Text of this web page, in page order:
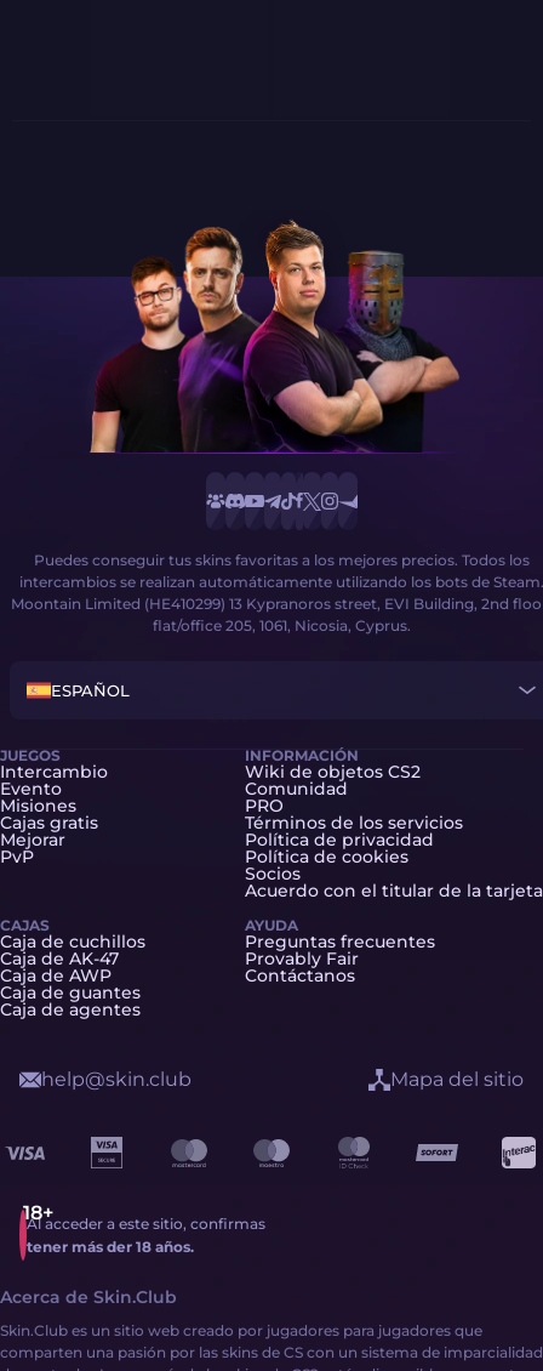
Puedes conseguir tus skins favoritas a los mejores precios. Todos los
intercambios se realizan automáticamente utilizando los bots de Steam.
Moontain Limited (HE410299) 13 Kypranoros street, EVI Building, 2nd
flat/office 205, 1061, Nicosia, Cyprus.
ESPAÑOL
JUEGOS
Intercambio
Evento
Misiones
Cajas gratis
Mejorar
PvP
CAJAS
Caja de cuchillos
Caja de AK-47
Caja de AWP
Caja de guantes
Caja de agentes
INFORMACIÓN
Wiki de objetos CS2
Comunidad
PRO
Términos de los servicios
Política de privacidad
Política de cookies
Socios
Acuerdo con el titular de la tarjeta
AYUDA
Preguntas frecuentes
Provably Fair
Contáctanos
Al acceder a este sitio, confirmas
tener más der 18 años.
help@skin.club Mapa del sitio
Acerca de Skin.Club
Skin.Club es un sitio web creado por jugadores para jugadores que
comparten una pasión por las skins de CS con un sistema de imparcialidad